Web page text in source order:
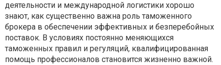
деятельности и международной логистики хорошо
знают, как существенно важна роль таможенного
брокера в обеспечении эффективных и безперебойных
поставок. В условиях постоянно меняющихся
таможенных правил и регуляций, квалифицированная
помощь профессионалов становится жизненно важной.